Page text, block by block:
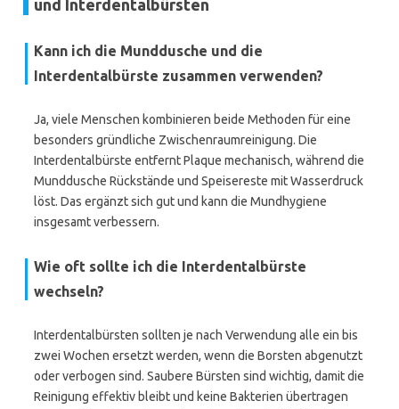
und Interdentalbürsten
Kann ich die Munddusche und die
Interdentalbürste zusammen verwenden?
Ja, viele Menschen kombinieren beide Methoden für eine
besonders gründliche Zwischenraumreinigung. Die
Interdentalbürste entfernt Plaque mechanisch, während die
Munddusche Rückstände und Speisereste mit Wasserdruck
löst. Das ergänzt sich gut und kann die Mundhygiene
insgesamt verbessern.
Wie oft sollte ich die Interdentalbürste
wechseln?
Interdentalbürsten sollten je nach Verwendung alle ein bis
zwei Wochen ersetzt werden, wenn die Borsten abgenutzt
oder verbogen sind. Saubere Bürsten sind wichtig, damit die
Reinigung effektiv bleibt und keine Bakterien übertragen